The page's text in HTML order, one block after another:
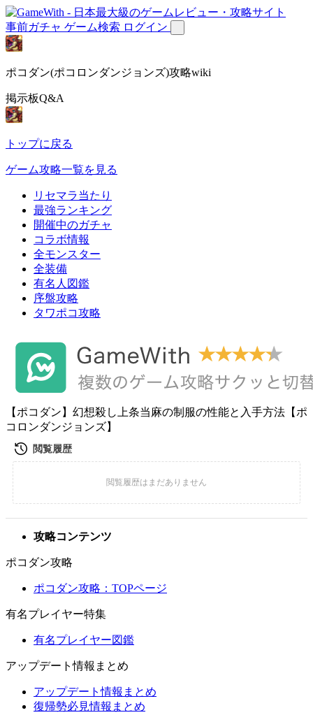
事前ガチャ ゲーム検索 ログイン
ポコダン(ポコロンダンジョンズ)攻略wiki
掲示板Q&A
トップに戻る
ゲーム攻略一覧を見る
リセマラ当たり
最強ランキング
開催中のガチャ
コラボ情報
全モンスター
全装備
有名人図鑑
序盤攻略
タワポコ攻略
【ポコダン】幻想殺し上条当麻の制服の性能と入手方法【ポ
コロンダンジョンズ】
攻略コンテンツ
ポコダン攻略
ポコダン攻略：TOPページ
有名プレイヤー特集
有名プレイヤー図鑑
アップデート情報まとめ
アップデート情報まとめ
復帰勢必見情報まとめ